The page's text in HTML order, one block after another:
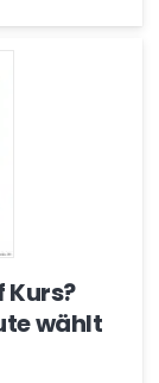
Kurs?
wählt